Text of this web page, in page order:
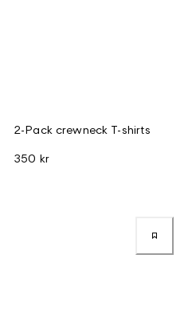
2-Pack crewneck T-shirts
350 kr